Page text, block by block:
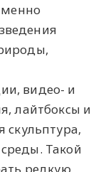
видео- и
лайтбоксы и
скульптура,
Такой
редкую